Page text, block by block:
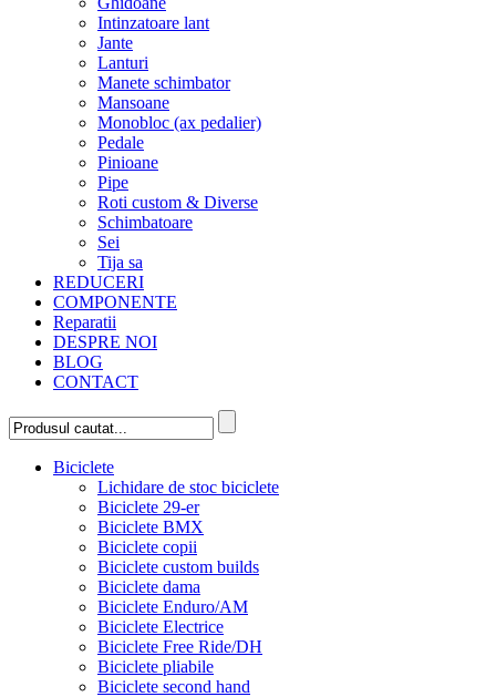
Intinzatoare lant
Jante
Lanturi
Manete schimbator
Mansoane
Monobloc (ax pedalier)
Pedale
Pinioane
Pipe
Roti custom & Diverse
Schimbatoare
Sei
Tija sa
REDUCERI
COMPONENTE
Reparatii
DESPRE NOI
BLOG
CONTACT
Biciclete
Lichidare de stoc biciclete
Biciclete 29-er
Biciclete BMX
Biciclete copii
Biciclete custom builds
Biciclete dama
Biciclete Enduro/AM
Biciclete Electrice
Biciclete Free Ride/DH
Biciclete pliabile
Biciclete second hand